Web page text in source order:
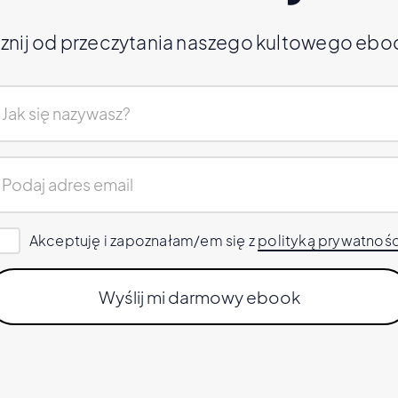
od przeczytania naszego kultowego
Akceptuję i zapoznałam/em się zpolityką